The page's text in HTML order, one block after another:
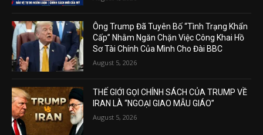
Ông Trump Đã Tuyên Bố “Tình Trạng Khẩn
Cấp” Nhằm Ngăn Chặn Việc Công Khai Hồ
Sơ Tài Chính Của Mình Cho Đài BBC
August 5, 2026
THẾ GIỚI GỌI CHÍNH SÁCH CỦA TRUMP VỀ
IRAN LÀ “NGOẠI GIAO MẪU GIÁO”
August 5, 2026